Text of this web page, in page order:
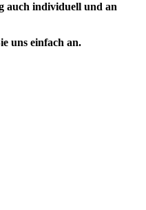
auch individuell und an
uns einfach an.